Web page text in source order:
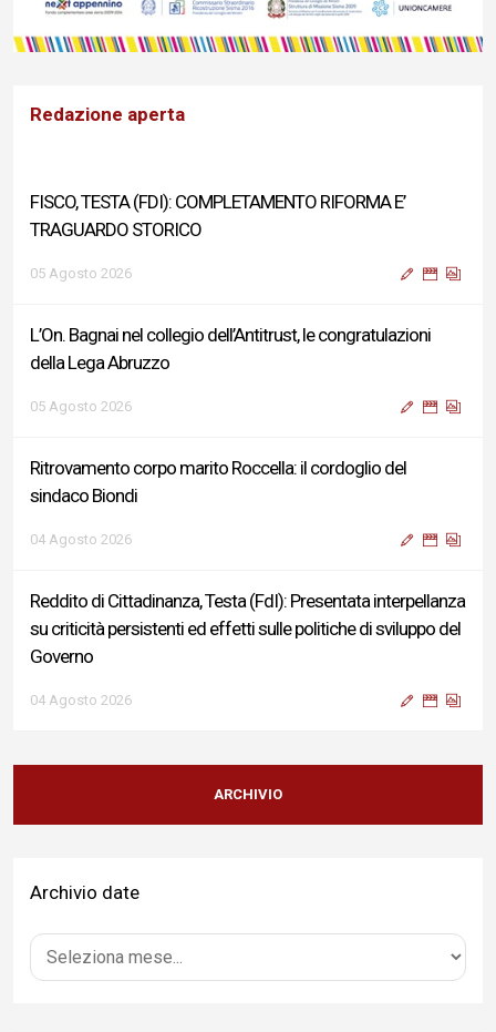
Redazione aperta
FISCO, TESTA (FDI): COMPLETAMENTO RIFORMA E’
TRAGUARDO STORICO
05 Agosto 2026
L’On. Bagnai nel collegio dell’Antitrust, le congratulazioni
della Lega Abruzzo
05 Agosto 2026
Ritrovamento corpo marito Roccella: il cordoglio del
sindaco Biondi
04 Agosto 2026
Reddito di Cittadinanza, Testa (FdI): Presentata interpellanza
su criticità persistenti ed effetti sulle politiche di sviluppo del
Governo
04 Agosto 2026
Sigismondi, Liris e Testa: “Profondo cordoglio e vicinanza al
Ministro Roccella e alla sua famiglia”
Terminal bus "Lorenzo Natali": modifiche temporanee alla
04 Agosto 2026
ARCHIVIO
Archivio date